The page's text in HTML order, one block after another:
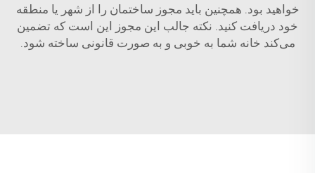
خواهید بود. همچنین باید مجوز ساختمان را از شهر یا منطقه
خود دریافت کنید. نکته جالب این مجوز این است که تضمین
می‌کند خانه شما به خوبی و به صورت قانونی ساخته شود.